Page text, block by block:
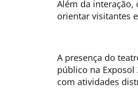
Além da
orientar visitantes
A presença do
público na
com atividades